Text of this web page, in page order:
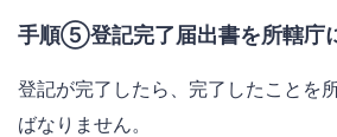
手順⑤登記完了届出書を所轄庁
登記が完了したら、完了したことを
ばなりません。